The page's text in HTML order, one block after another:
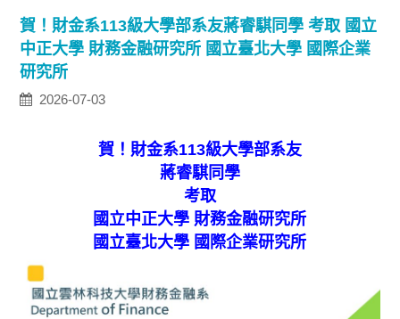
賀！財金系113級大學部系友蔣睿騏同學 考取 國立
中正大學 財務金融研究所 國立臺北大學 國際企業
研究所
2026-07-03
賀！財金系113級大學部系友
蔣睿騏同學
考取
國立中正大學 財務金融研究所
國立臺北大學 國際企業研究所